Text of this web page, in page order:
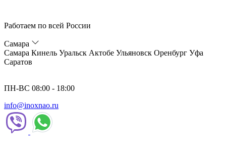
Работаем по всей России
Самара
Самара Кинель Уральск Актобе Ульяновск Оренбург Уфа
Саратов
ПН-ВС 08:00 - 18:00
info@inoxnao.ru